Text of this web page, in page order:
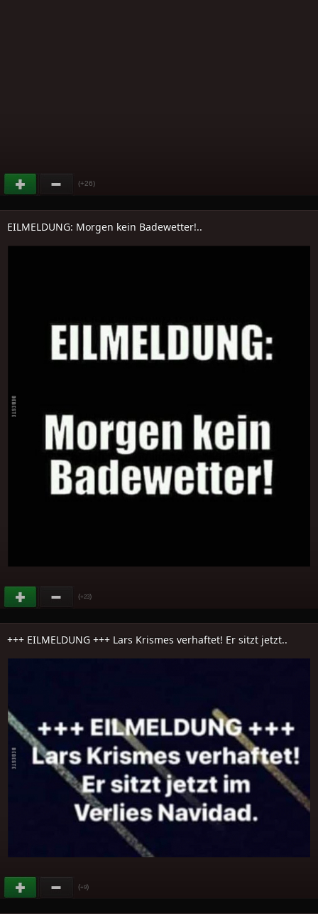
(+26)
EILMELDUNG: Morgen kein Badewetter!..
(+23)
+++ EILMELDUNG +++ Lars Krismes verhaftet! Er sitzt jetzt..
(+9)